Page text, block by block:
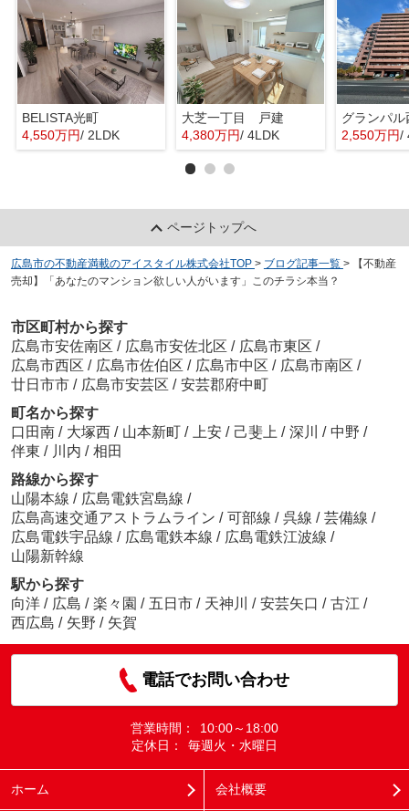
BELISTA光町
4,550万円/ 2LDK
大芝一丁目 戸建
4,380万円/ 4LDK
グランパル
2,550万円/
ページトップへ
広島市の不動産満載のアイスタイル株式会社TOP > ブログ記事一覧 >
【不動産
売却】「あなたのマンション欲しい人がいます」このチラシ本当？
市区町村から探す
広島市安佐南区 / 広島市安佐北区 / 広島市東区 /
広島市西区 / 広島市佐伯区 / 広島市中区 / 広島市南区 /
廿日市市 / 広島市安芸区 / 安芸郡府中町
町名から探す
口田南 / 大塚西 / 山本新町 / 上安 / 己斐上 / 深川 / 中野 /
伴東 / 川内 / 相田
路線から探す
山陽本線 / 広島電鉄宮島線 /
広島高速交通アストラムライン / 可部線 / 呉線 / 芸備線 /
広島電鉄宇品線 / 広島電鉄本線 / 広島電鉄江波線 /
山陽新幹線
駅から探す
向洋 / 広島 / 楽々園 / 五日市 / 天神川 / 安芸矢口 / 古江 /
西広島 / 矢野 / 矢賀
電話でお問い合わせ
営業時間：
10:00～18:00
定休日：
毎週火・水曜日
ホーム 会社概要